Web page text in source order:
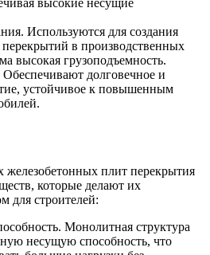
высокие несущие
Используются для создания
в производственных
высокая грузоподъемность.
долговечное и
устойчивое к повышенным
плит перекрытия
которые делают их
для строителей:
Монолитная структура
несущую способность, что